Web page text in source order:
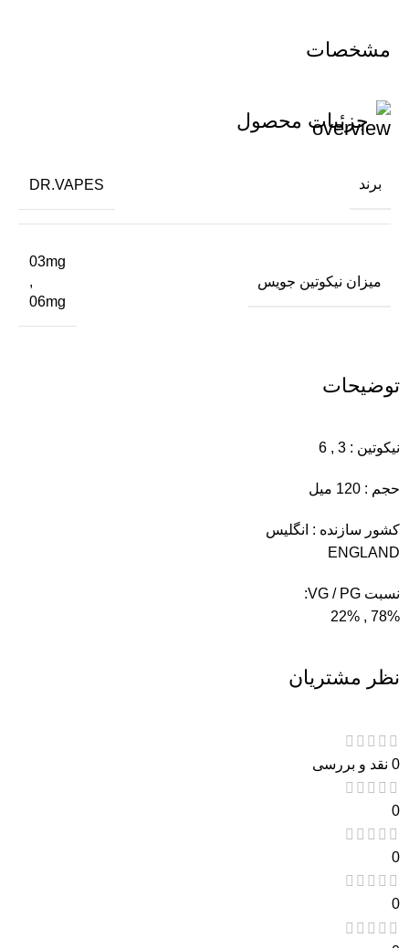
توضیحات
نیکوتین : 3 , 6
حجم : 120 میل
کشور سازنده : انگلیس
ENGLAND
نسبت VG / PG:
78% , 22%
مشخصات
جزئیات محصول
برند DR.VAPES
میزان نیکوتین جویس
03mg
,
06mg
نظر مشتریان
0 نقد و بررسی
0
0
0